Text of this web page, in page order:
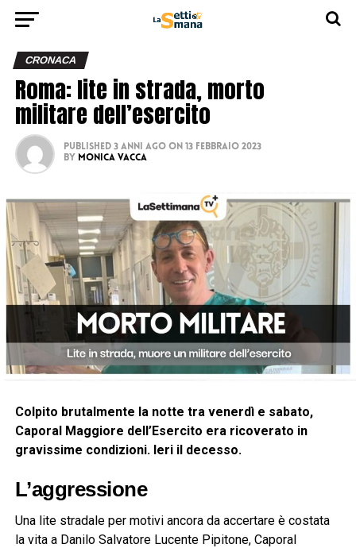
CRONACA
Roma: lite in strada, morto
militare dell’esercito
Published 3 anni ago on 13 Febbraio 2023
By Monica Vacca
Colpito brutalmente la notte tra venerdì e sabato,
Caporal Maggiore dell’Esercito era ricoverato in
gravissime condizioni. Ieri il decesso.
L’aggressione
Una lite stradale per motivi ancora da accertare è costata
la vita a Danilo Salvatore Lucente Pipitone, Caporal